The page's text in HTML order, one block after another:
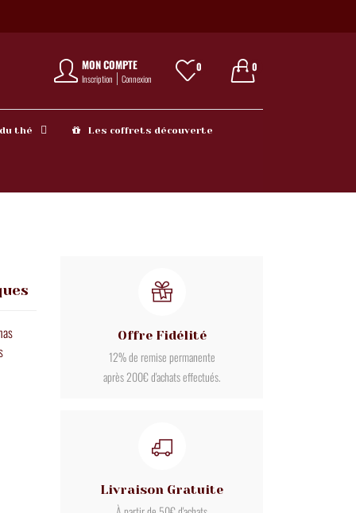
MON COMPTE
Inscription Connexion
0 0
thé Les coffrets découverte
Offre Fidélité
12% de remise permanente
après 200€ d'achats effectués.
Livraison Gratuite